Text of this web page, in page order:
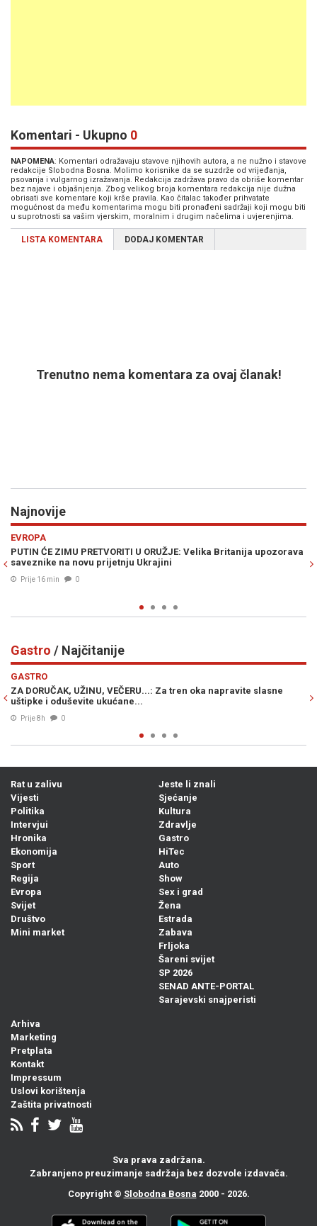
Komentari - Ukupno 0
NAPOMENA: Komentari odražavaju stavove njihovih autora, a ne nužno i stavove
redakcije Slobodna Bosna. Molimo korisnike da se suzdrže od vrijeđanja,
psovanja i vulgarnog izražavanja. Redakcija zadržava pravo da obriše komentar
bez najave i objašnjenja. Zbog velikog broja komentara redakcija nije dužna
obrisati sve komentare koji krše pravila. Kao čitalac također prihvatate
mogućnost da među komentarima mogu biti pronađeni sadržaji koji mogu biti
u suprotnosti sa vašim vjerskim, moralnim i drugim načelima i uvjerenjima.
LISTA KOMENTARA DODAJ KOMENTAR
Trenutno nema komentara za ovaj članak!
Najnovije
upozorava SELAK RASPUDIĆ ŽESTOKO UDARILA NA PLENKOVIĆA:
trenutak kada cijela Vlada treba pasti!"
Prije 27 min
Gastro / Najčitanije
slasne
RECEPT STARI UVIJEK PALI: Na brzinu napravite
od tikvica, i ne zaboravite jogurt...
Rat u zalivu
Vijesti
Politika
Intervjui
Hronika
Ekonomija
Sport
Regija
Evropa
Svijet
Društvo
Mini market
Jeste li znali
Sjećanje
Kultura
Zdravlje
Gastro
HiTec
Auto
Show
Sex i grad
Žena
Estrada
Zabava
Frljoka
Šareni svijet
SP 2026
SENAD ANTE-PORTAL
Sarajevski snajperisti
Arhiva
Marketing
Pretplata
Kontakt
Impressum
Uslovi korištenja
Zaštita privatnosti
Sva prava zadržana.
Zabranjeno preuzimanje sadržaja bez dozvole izdavača.
Copyright © Slobodna Bosna 2000 - 2026.